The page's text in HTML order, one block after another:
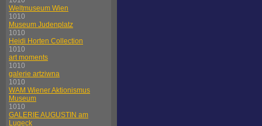
Weltmuseum Wien
1010
Museum Judenplatz
1010
Heidi Horten Collection
1010
art moments
1010
galerie artziwna
1010
WAM Wiener Aktionismus
Museum
1010
GALERIE AUGUSTIN am
Lugeck